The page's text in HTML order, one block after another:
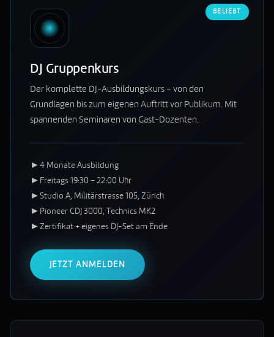
BELIEBT
DJ Gruppenkurs
Der komplette DJ-Ausbildungskurs – von den
Grundlagen bis zum eigenen Auftritt vor Publikum. Mit
spannenden Seminaren von Gast-Dozenten.
► 4 Monate Ausbildung
► Freitags 19:30 – 22:00 Uhr
► Studio A, Militärstrasse 105, Zürich
► Pioneer CDJ 3000, Technics MK2
► Zertifikat + eigenes DJ-Set am Ende
JETZT ANMELDEN